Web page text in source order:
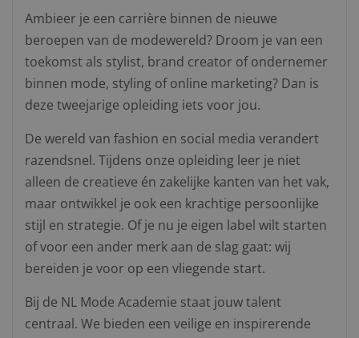
Ambieer je een carrière binnen de nieuwe
beroepen van de modewereld? Droom je van een
toekomst als stylist, brand creator of ondernemer
binnen mode, styling of online marketing? Dan is
deze tweejarige opleiding iets voor jou.
De wereld van fashion en social media verandert
razendsnel. Tijdens onze opleiding leer je niet
alleen de creatieve én zakelijke kanten van het vak,
maar ontwikkel je ook een krachtige persoonlijke
stijl en strategie. Of je nu je eigen label wilt starten
of voor een ander merk aan de slag gaat: wij
bereiden je voor op een vliegende start.
Bij de NL Mode Academie staat jouw talent
centraal. We bieden een veilige en inspirerende